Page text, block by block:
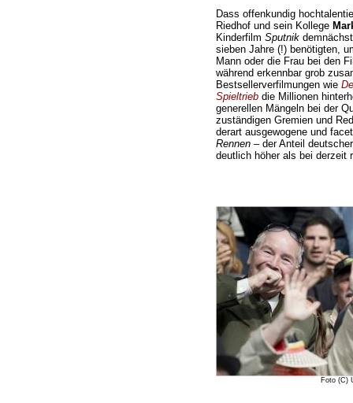
Dass offenkundig
Riedhof und sein Kollege
Kinderfilm Sputnik
sieben Jahre (!) benötigten,
Mann oder die Frau bei den
während erkennbar grob
Bestsellerverfilmungen wie
Spieltriebdie Millionen
generellen Mängeln bei der
zuständigen Gremien und
derart ausgewogene und
Rennen– der Anteil
deutlich höher als bei derzeit
Foto (C)